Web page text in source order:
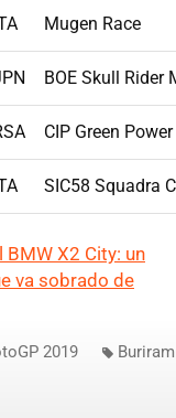
Mugen Race
BOE Skull Rider
CIP Green Power
SIC58 Squadra
X2 City: un
va sobrado de
2019 Buriram